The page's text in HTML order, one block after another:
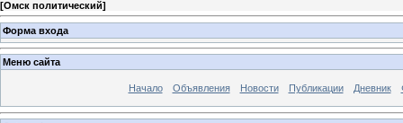
[Омск политический]
Форма входа
Меню сайта
Начало Объявления Новости Публикации Дневник